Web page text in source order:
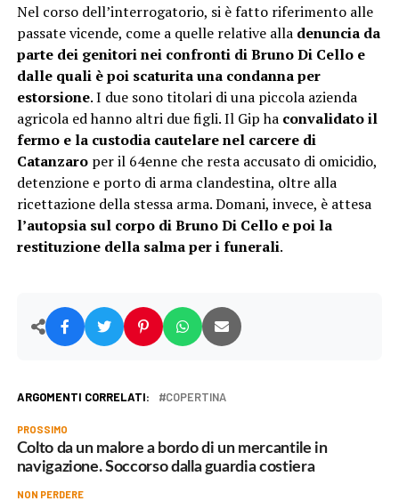
Nel corso dell’interrogatorio, si è fatto riferimento alle
passate vicende, come a quelle relative alla denuncia da
parte dei genitori nei confronti di Bruno Di Cello e
dalle quali è poi scaturita una condanna per
estorsione. I due sono titolari di una piccola azienda
agricola ed hanno altri due figli. Il Gip ha convalidato il
fermo e la custodia cautelare nel carcere di
Catanzaro per il 64enne che resta accusato di omicidio,
detenzione e porto di arma clandestina, oltre alla
ricettazione della stessa arma. Domani, invece, è attesa
l’autopsia sul corpo di Bruno Di Cello e poi la
restituzione della salma per i funerali.
ARGOMENTI CORRELATI: COPERTINA
PROSSIMO
Colto da un malore a bordo di un mercantile in
navigazione. Soccorso dalla guardia costiera
NON PERDERE